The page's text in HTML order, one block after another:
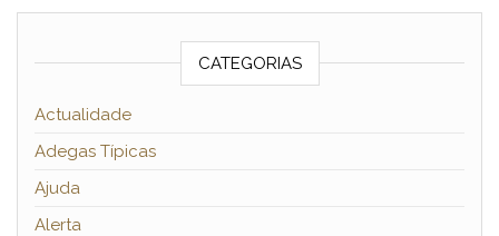
CATEGORIAS
Actualidade
Adegas Típicas
Ajuda
Alerta